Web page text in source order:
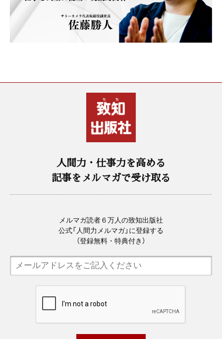
人間力・仕事力を高める
記事をメルマガで受け取る
メルマガ読者６万人の致知出版社
公式「人間力メルマガ」に登録する
（登録無料・特典付き）